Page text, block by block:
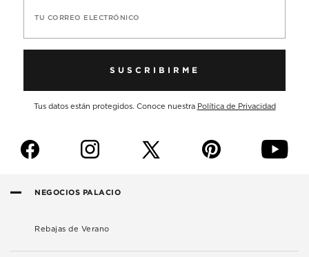
TU CORREO ELECTRÓNICO
SUSCRIBIRME
Tus datos están protegidos. Conoce nuestra Política de Privacidad
f i p y
NEGOCIOS PALACIO
Rebajas de Verano